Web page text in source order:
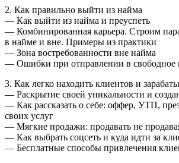
2. Как правильно выйти из найма
— Как выйти из найма и преуспеть
— Комбинированная карьера. Строим
в найме и вне. Примеры из практики
— Зона востребованности вне найма
— Ошибки при отправлении в свободное
3. Как легко находить клиентов и
— Раскрытие своей уникальности и
— Как рассказать о себе: оффер, УТП,
своих услуг
— Мягкие продажи: продавать не
— Как выбрать соцсеть и куда идти за
— Бесплатные способы привлечения